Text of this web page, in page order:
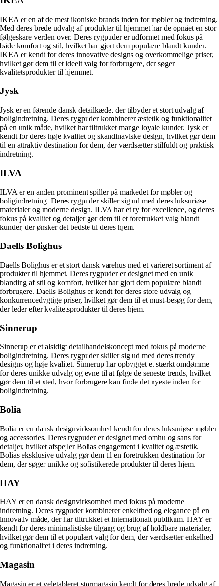
IKEA er en af de mest ikoniske brands inden for møbler og indretning.
Med deres brede udvalg af produkter til hjemmet har de opnået en stor
følgeskare verden over. Deres rygpuder er udformet med fokus på
både komfort og stil, hvilket har gjort dem populære blandt kunder.
IKEA er kendt for deres innovative designs og overkommelige priser,
hvilket gør dem til et ideelt valg for forbrugere, der søger
kvalitetsprodukter til hjemmet.
Jysk
Jysk er en førende dansk detailkæde, der tilbyder et stort udvalg af
boligindretning. Deres rygpuder kombinerer æstetik og funktionalitet
på en unik måde, hvilket har tiltrukket mange loyale kunder. Jysk er
kendt for deres høje kvalitet og skandinaviske design, hvilket gør dem
til en attraktiv destination for dem, der værdsætter stilfuldt og praktisk
indretning.
ILVA
ILVA er en anden prominent spiller på markedet for møbler og
boligindretning. Deres rygpuder skiller sig ud med deres luksuriøse
materialer og moderne design. ILVA har et ry for excellence, og deres
fokus på kvalitet og detaljer gør dem til et foretrukket valg blandt
kunder, der ønsker det bedste til deres hjem.
Daells Bolighus
Daells Bolighus er et stort dansk varehus med et varieret sortiment af
produkter til hjemmet. Deres rygpuder er designet med en unik
blanding af stil og komfort, hvilket har gjort dem populære blandt
forbrugere. Daells Bolighus er kendt for deres store udvalg og
konkurrencedygtige priser, hvilket gør dem til et must-besøg for dem,
der leder efter kvalitetsprodukter til deres hjem.
Sinnerup
Sinnerup er et alsidigt detailhandelskoncept med fokus på moderne
boligindretning. Deres rygpuder skiller sig ud med deres trendy
designs og høje kvalitet. Sinnerup har opbygget et stærkt omdømme
for deres unikke udvalg og evne til at følge de seneste trends, hvilket
gør dem til et sted, hvor forbrugere kan finde det nyeste inden for
boligindretning.
Bolia
Bolia er en dansk designvirksomhed kendt for deres luksuriøse møbler
og accessories. Deres rygpuder er designet med omhu og sans for
detaljer, hvilket afspejler Bolias engagement i kvalitet og æstetik.
Bolias eksklusive udvalg gør dem til en foretrukken destination for
dem, der søger unikke og sofistikerede produkter til deres hjem.
HAY
HAY er en dansk designvirksomhed med fokus på moderne
indretning. Deres rygpuder kombinerer enkelthed og elegance på en
innovativ måde, der har tiltrukket et internationalt publikum. HAY er
kendt for deres minimalistiske tilgang og brug af holdbare materialer,
hvilket gør dem til et populært valg for dem, der værdsætter enkelhed
og funktionalitet i deres indretning.
Magasin
Magasin er et veletableret stormagasin kendt for deres brede udvalg af